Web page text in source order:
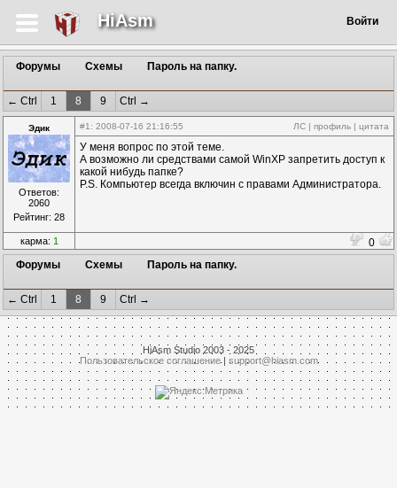
HiAsm Войти
Форумы Схемы Пароль на папку.
← Ctrl 1 8 9 Ctrl →
Эдик
Ответов:
2060
Рейтинг: 28
#1 : 2008-07-16 21:16:55 ЛС | профиль | цитата
У меня вопрос по этой теме.
А возможно ли средствами самой WinXP запретить доступ к
какой нибудь папке?
P.S. Компьютер всегда включин с правами Администратора.
карма: 1
0
Форумы
Схемы Пароль на папку.
← Ctrl 1 8 9 Ctrl →
HiAsm Studio 2003 - 2025
Пользовательское соглашение| support@hiasm.com